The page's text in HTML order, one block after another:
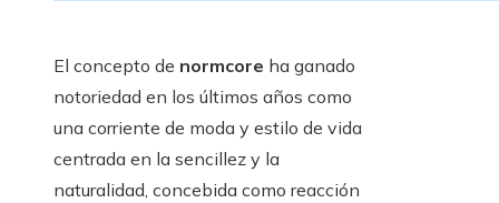
El concepto de normcore ha ganado
notoriedad en los últimos años como
una corriente de moda y estilo de vida
centrada en la sencillez y la
naturalidad, concebida como reacción